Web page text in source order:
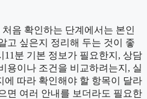
음 확인하는 단계에서는 본인
고 싶은지 정리해 두는 것이 좋
11분 기본 정보가 필요한지, 상담
용이나 조건을 비교하려는지, 실
에 따라 확인해야 할 항목이 달라
면 여러 안내를 보더라도 필요한